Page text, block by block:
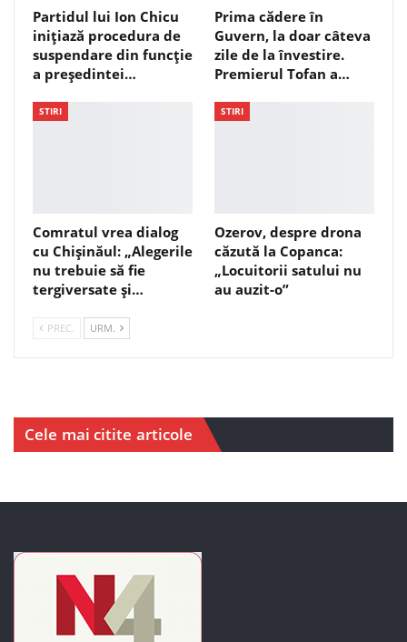
Partidul lui Ion Chicu
inițiază procedura de
suspendare din funcție
a președintei…
Prima cădere în
Guvern, la doar câteva
zile de la învestire.
Premierul Tofan a…
STIRI
Comratul vrea dialog
cu Chișinăul: „Alegerile
nu trebuie să fie
tergiversate și…
STIRI
Ozerov, despre drona
căzută la Copanca:
„Locuitorii satului nu
au auzit-o”
PREC. URM.
Cele mai citite articole